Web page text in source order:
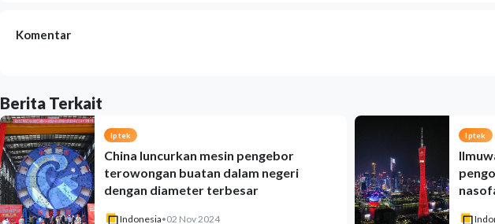
Komentar
Berita Terkait
Iptek
China luncurkan mesin pengebor
terowongan buatan dalam negeri
dengan diameter terbesar
Indonesia•02 Nov 2024
Iptek